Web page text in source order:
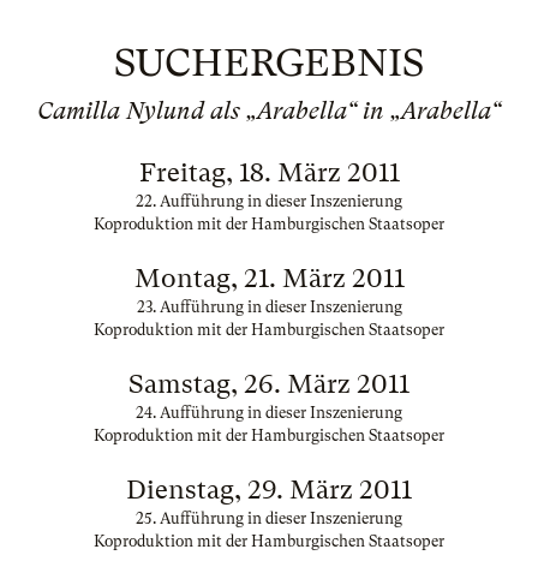
SUCHERGEBNIS
Camilla Nylund als „Arabella“ in „Arabella“
Freitag, 18. März 2011
22. Aufführung in dieser Inszenierung
Koproduktion mit der Hamburgischen Staatsoper
Montag, 21. März 2011
23. Aufführung in dieser Inszenierung
Koproduktion mit der Hamburgischen Staatsoper
Samstag, 26. März 2011
24. Aufführung in dieser Inszenierung
Koproduktion mit der Hamburgischen Staatsoper
Dienstag, 29. März 2011
25. Aufführung in dieser Inszenierung
Koproduktion mit der Hamburgischen Staatsoper